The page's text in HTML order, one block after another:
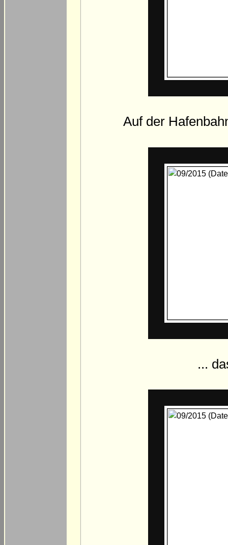
Auf der
...